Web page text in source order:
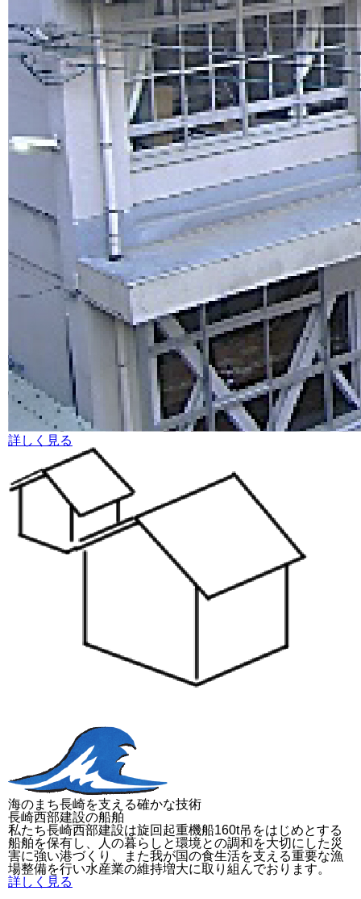
詳しく見る
海のまち長崎を支える確かな技術
長崎西部建設の船舶
私たち長崎西部建設は旋回起重機船160t吊をはじめとする
船舶を保有し、人の暮らしと環境との調和を大切にした災
害に強い港づくり、また我が国の食生活を支える重要な漁
場整備を行い水産業の維持増大に取り組んでおります。
詳しく見る